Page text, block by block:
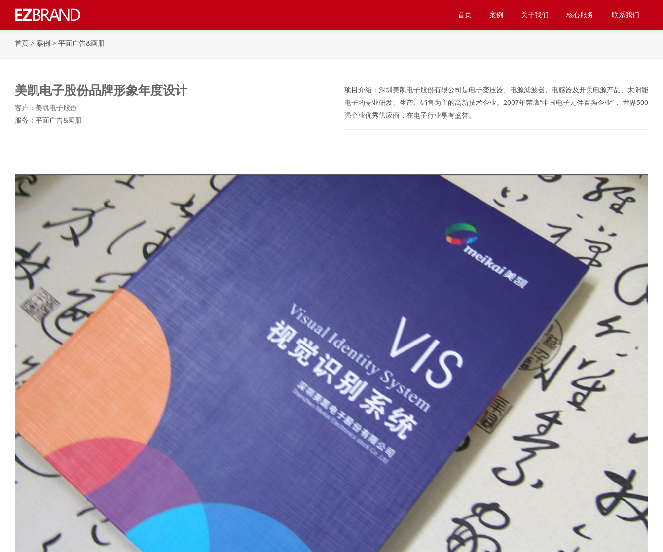
首页 案例 关于我们 核心服务 联系我们
首页 > 案例 > 平面广告&画册
美凯电子股份品牌形象年度设计
客户：美凯电子股份
服务：平面广告&画册
项目介绍： 深圳美凯电子股份有限公司是电子变压器、电源滤波器、电感器及开关电源产品、太阳能
电子的专业研发、生产、销售为主的高新技术企业。2007年荣膺“中国电子元件百强企业”， 世界500
强企业优秀供应商，在电子行业享有盛誉。